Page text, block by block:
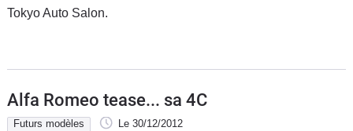
Tokyo Auto Salon.
Alfa Romeo tease... sa 4C
Futurs modèles Le 30/12/2012